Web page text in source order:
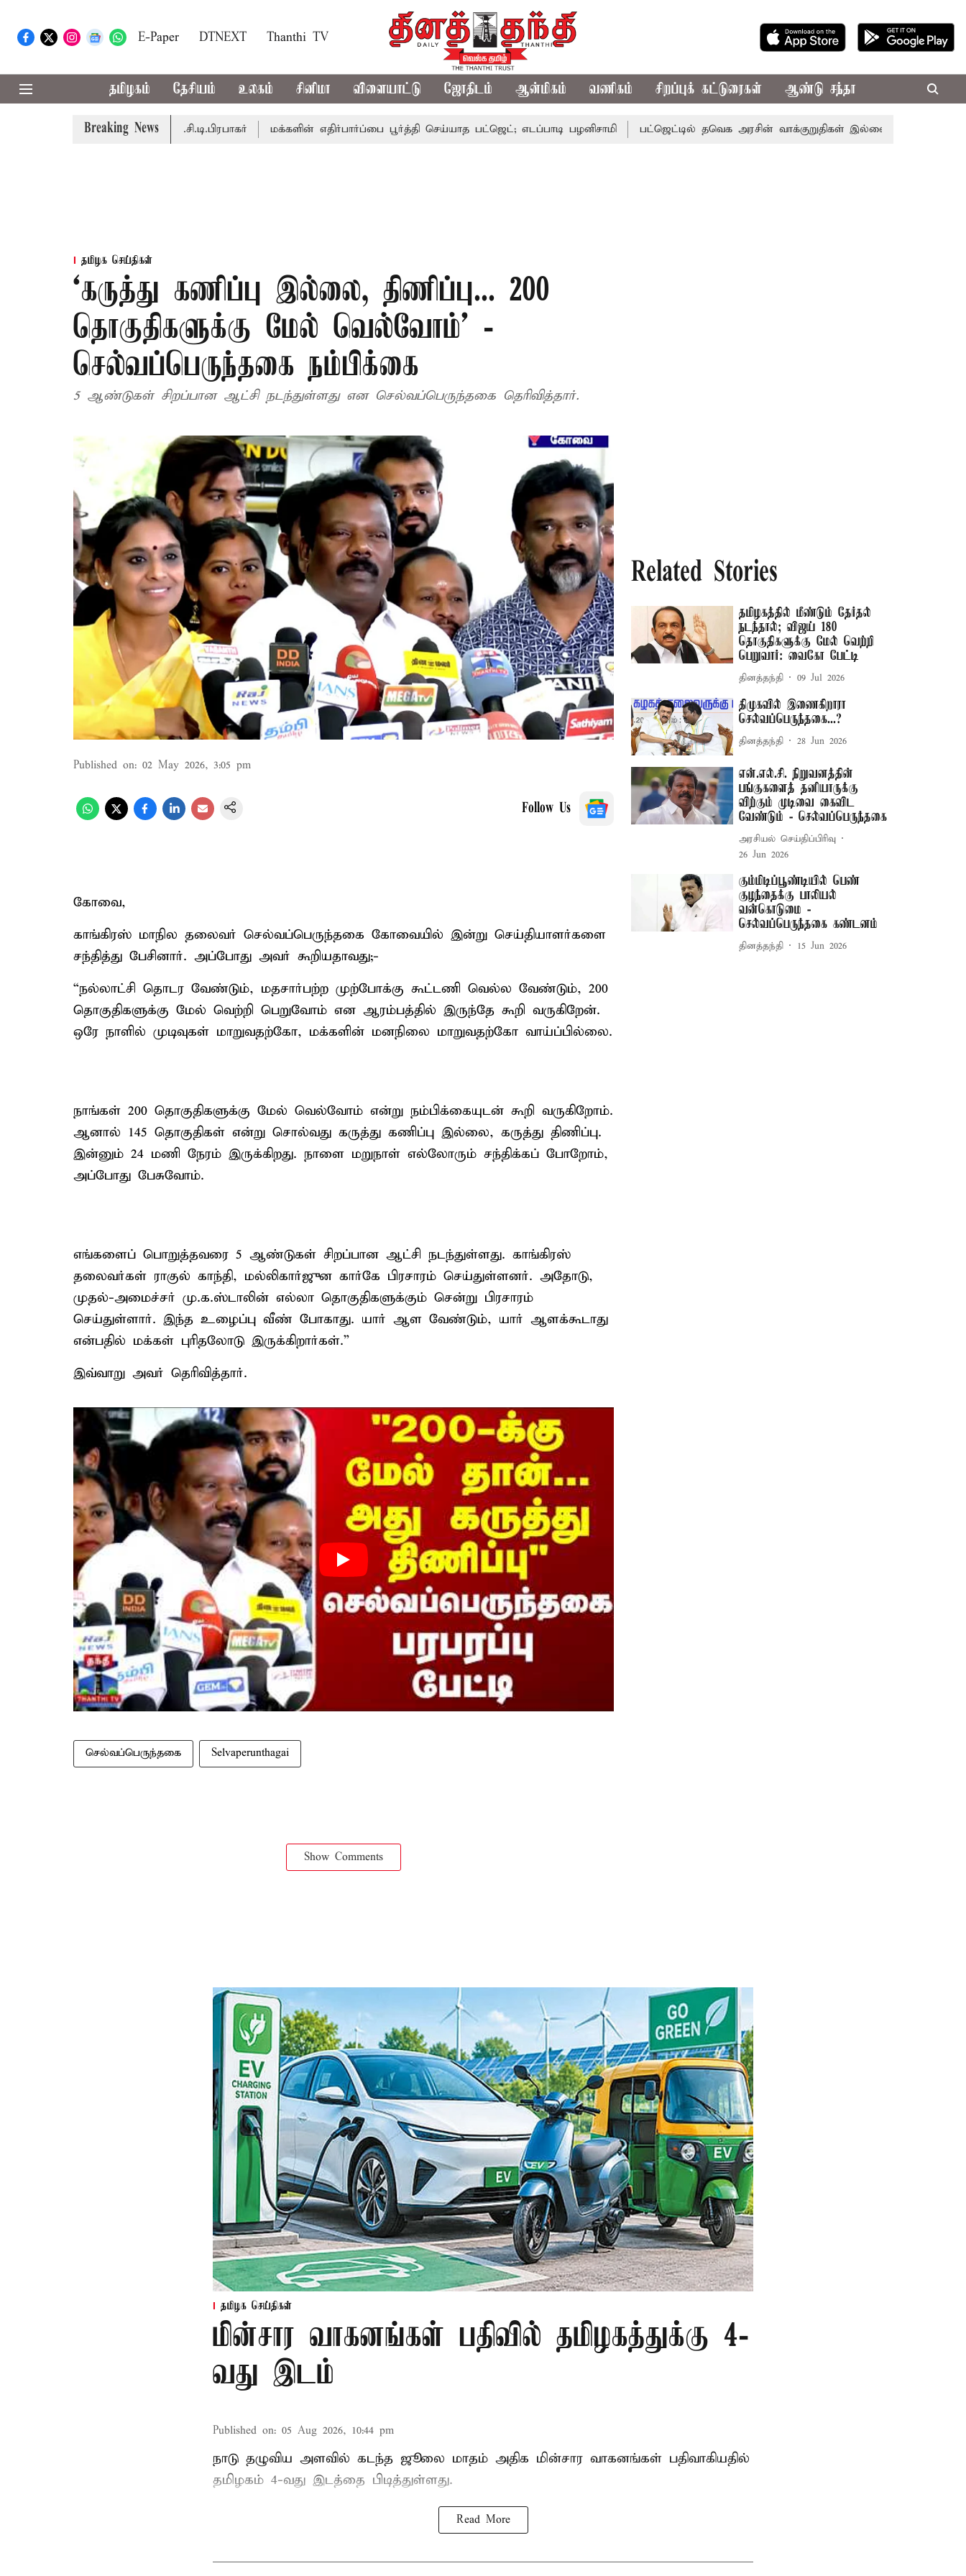
E-Paper DTNEXT Thanthi TV
தமிழகம் தேசியம் உலகம் சினிமா விளையாட்டு ஜோதிடம் ஆன்மிகம் வணிகம் சிறப்புக் கட்டுரைகள் ஆண்டு சந்தா
Breaking News
- சபாநாயகர் ஜே.சி.டி.பிரபாகர் மக்களின் எதிர்பார்ப்பை பூர்த்தி செய்யாத பட்ஜெட்; எடப்பாடி பழனிசாமி பட்ஜெட்டில் தவெக அரசின் வாக்குறுதிகள் இல்லை - எடப்பாடி பழனிசாமி
தமிழக செய்திகள்
‘கருத்து கணிப்பு இல்லை, திணிப்பு... 200
தொகுதிகளுக்கு மேல் வெல்வோம்’ -
செல்வப்பெருந்தகை நம்பிக்கை
5 ஆண்டுகள் சிறப்பான ஆட்சி நடந்துள்ளது என செல்வப்பெருந்தகை தெரிவித்தார்.
Published on: 02 May 2026, 3:05 pm
Follow Us
கோவை,
காங்கிரஸ் மாநில தலைவர் செல்வப்பெருந்தகை கோவையில் இன்று செய்தியாளர்களை
சந்தித்து பேசினார். அப்போது அவர் கூறியதாவது;-
“நல்லாட்சி தொடர வேண்டும், மதசார்பற்ற முற்போக்கு கூட்டணி வெல்ல வேண்டும், 200
தொகுதிகளுக்கு மேல் வெற்றி பெறுவோம் என ஆரம்பத்தில் இருந்தே கூறி வருகிறேன்.
ஒரே நாளில் முடிவுகள் மாறுவதற்கோ, மக்களின் மனநிலை மாறுவதற்கோ வாய்ப்பில்லை.
நாங்கள் 200 தொகுதிகளுக்கு மேல் வெல்வோம் என்று நம்பிக்கையுடன் கூறி வருகிறோம்.
ஆனால் 145 தொகுதிகள் என்று சொல்வது கருத்து கணிப்பு இல்லை, கருத்து திணிப்பு.
இன்னும் 24 மணி நேரம் இருக்கிறது. நாளை மறுநாள் எல்லோரும் சந்திக்கப் போறோம்,
அப்போது பேசுவோம்.
எங்களைப் பொறுத்தவரை 5 ஆண்டுகள் சிறப்பான ஆட்சி நடந்துள்ளது. காங்கிரஸ்
தலைவர்கள் ராகுல் காந்தி, மல்லிகார்ஜுன கார்கே பிரசாரம் செய்துள்ளனர். அதோடு,
முதல்-அமைச்சர் மு.க.ஸ்டாலின் எல்லா தொகுதிகளுக்கும் சென்று பிரசாரம்
செய்துள்ளார். இந்த உழைப்பு வீண் போகாது. யார் ஆள வேண்டும், யார் ஆளக்கூடாது
என்பதில் மக்கள் புரிதலோடு இருக்கிறார்கள்.”
இவ்வாறு அவர் தெரிவித்தார்.
செல்வப்பெருந்தகை Selvaperunthagai
Show Comments
Related Stories
தமிழகத்தில் மீண்டும் தேர்தல்
நடந்தால்; விஜய் 180
தொகுதிகளுக்கு மேல் வெற்றி
பெறுவார்: வைகோ பேட்டி
தினத்தந்தி 09 Jul 2026
திமுகவில் இணைகிறாரா
செல்வப்பெருந்தகை...?
தினத்தந்தி 28 Jun 2026
என்.எல்.சி. நிறுவனத்தின்
பங்குகளைத் தனியாருக்கு
விற்கும் முடிவை கைவிட
வேண்டும் - செல்வப்பெருந்தகை
அரசியல் செய்திப்பிரிவு
26 Jun 2026
கும்மிடிப்பூண்டியில் பெண்
குழந்தைக்கு பாலியல்
வன்கொடுமை -
செல்வப்பெருந்தகை கண்டனம்
தினத்தந்தி 15 Jun 2026
தமிழக செய்திகள்
மின்சார வாகனங்கள் பதிவில் தமிழகத்துக்கு 4-
வது இடம்
Published on: 05 Aug 2026, 10:44 pm
நாடு தழுவிய அளவில் கடந்த ஜூலை மாதம் அதிக மின்சார வாகனங்கள் பதிவாகியதில்
தமிழகம் 4-வது இடத்தை பிடித்துள்ளது.
Read More